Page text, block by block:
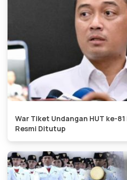
War Tiket Undangan HUT ke-
Resmi Ditutup